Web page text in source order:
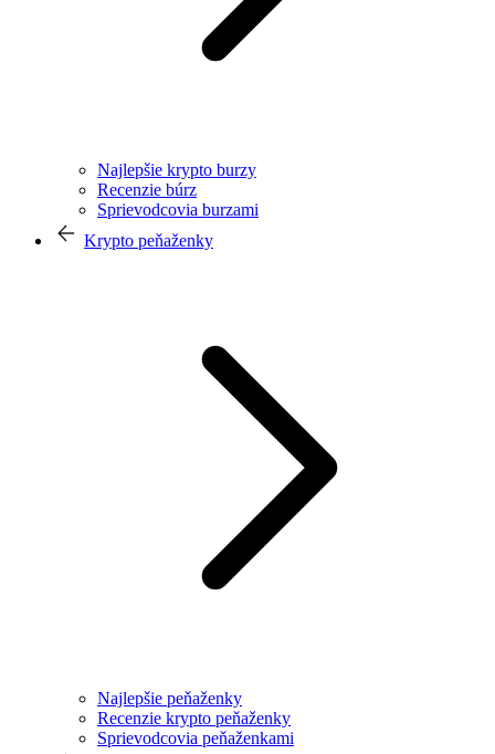
Najlepšie krypto burzy
Recenzie búrz
Sprievodcovia burzami
Krypto peňaženky
Najlepšie peňaženky
Recenzie krypto peňaženky
Sprievodcovia peňaženkami